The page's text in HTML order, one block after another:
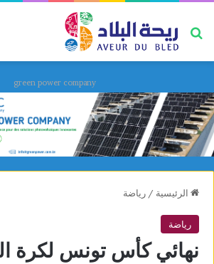
بحث عن
green power company
الرئيسية / رياضة
رياضة
نهائي كأس تونس لكرة